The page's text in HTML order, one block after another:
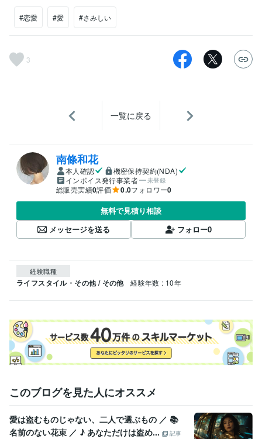
#恋愛 #愛 #さみしい
3
一覧に戻る
南條和花
本人確認
機密保持契約(NDA)
インボイス発行事業者
未登録
総販売実績0評価 0.0フォロワー0
無料で見積り相談
メッセージを送る
フォロー0
経験職種
ライフスタイル・その他 / その他 経験年数 : 10年
このブログを見た人にオススメ
愛は盗むものじゃない、二人で選ぶもの ／ 📚
名前のない花束 ／ ♪ あなただけは盗め...
記事